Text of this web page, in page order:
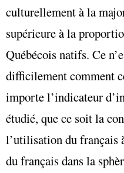
culturellement à la
supérieure à la
Québécois natifs. Ce
difficilement comment
importe l’indicateur
étudié, que ce soit la
l’utilisation du français
du français dans la